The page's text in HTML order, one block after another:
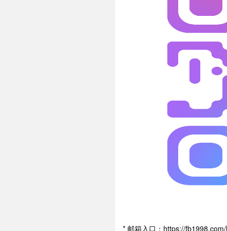
* 邮箱入口：https://